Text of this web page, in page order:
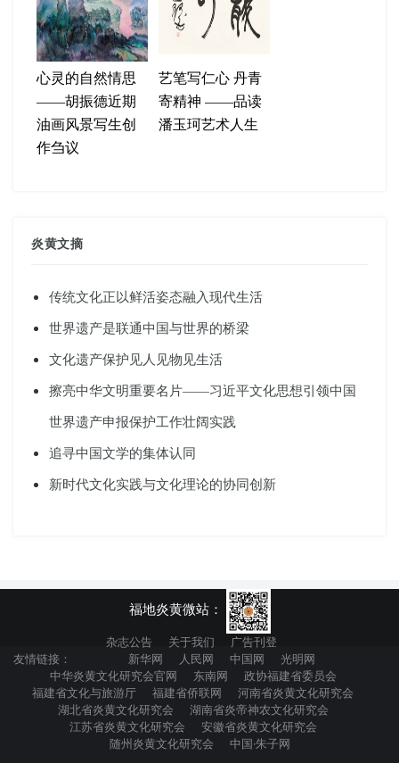
心灵的自然情思
——胡振德近期
油画风景写生创
作刍议
艺笔写仁心 丹青
寄精神 ——品读
潘玉珂艺术人生
炎黄文摘
传统文化正以鲜活姿态融入现代生活
世界遗产是联通中国与世界的桥梁
文化遗产保护见人见物见生活
擦亮中华文明重要名片——习近平文化思想引领中国
世界遗产申报保护工作壮阔实践
追寻中国文学的集体认同
新时代文化实践与文化理论的协同创新
福地炎黄微站：
杂志公告 关于我们
广告刊登
友情链接：
新华网 人民网 中国网
光明网
中华炎黄文化研究会官网
东南网
政协福建省委员会
福建省文化与旅游厅
福建省侨联网
河南省炎黄文化研究会
湖北省炎黄文化研究会
湖南省炎帝神农文化研究会
江苏省炎黄文化研究会
安徽省炎黄文化研究会
随州炎黄文化研究会
中国·朱子网